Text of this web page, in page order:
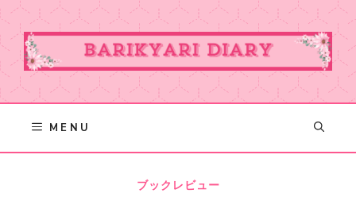
Skip
to
content
MENU
ブックレビュー